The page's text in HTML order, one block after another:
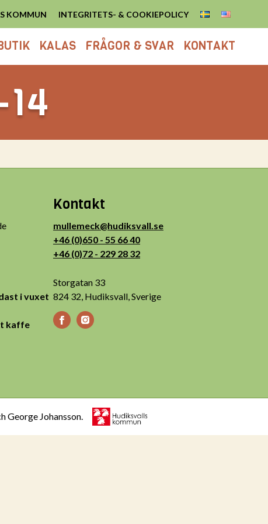
KOMMUN INTEGRITETS- & COOKIEPOLICY
KALAS FRÅGOR & SVAR KONTAKT
i vuxet
kaffe
Kontakt
mullemeck@hudiksvall.se
+46 (0)650 - 55 66 40
+46 (0)72 - 229 28 32
Storgatan 33
824 32, Hudiksvall, Sverige
George Johansson.